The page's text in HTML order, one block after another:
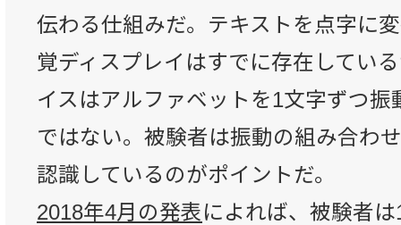
伝わる仕組みだ。テキストを点字に変
覚ディスプレイはすでに存在してい
イスはアルファベットを1文字ずつ振
ではない。被験者は振動の組み合わ
認識しているのがポイントだ。
2018年4月の発表によれば、被験者